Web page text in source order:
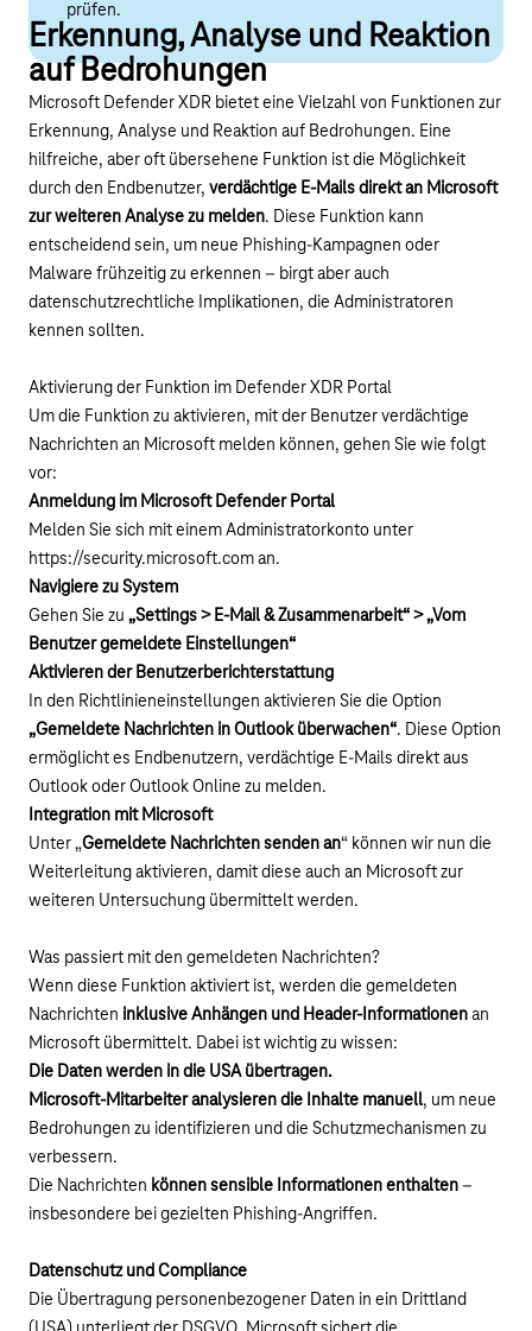
prüfen.
Erkennung, Analyse und Reaktion
auf Bedrohungen
Microsoft Defender XDR bietet eine Vielzahl von Funktionen zur
Erkennung, Analyse und Reaktion auf Bedrohungen. Eine
hilfreiche, aber oft übersehene Funktion ist die Möglichkeit
durch den Endbenutzer, verdächtige E-Mails direkt an Microsoft
zur weiteren Analyse zu melden. Diese Funktion kann
entscheidend sein, um neue Phishing-Kampagnen oder
Malware frühzeitig zu erkennen – birgt aber auch
datenschutzrechtliche Implikationen, die Administratoren
kennen sollten.
Aktivierung der Funktion im Defender XDR Portal
Um die Funktion zu aktivieren, mit der Benutzer verdächtige
Nachrichten an Microsoft melden können, gehen Sie wie folgt
vor:
Anmeldung im Microsoft Defender Portal
Melden Sie sich mit einem Administratorkonto unter
https://security.microsoft.coman.
Navigiere zu System
Gehen Sie zu „Settings > E-Mail & Zusammenarbeit“ > „Vom
Benutzer gemeldete Einstellungen“
Aktivieren der Benutzerberichterstattung
In den Richtlinieneinstellungen aktivieren Sie die Option
„Gemeldete Nachrichten in Outlook überwachen“. Diese Option
ermöglicht es Endbenutzern, verdächtige E-Mails direkt aus
Outlook oder Outlook Online zu melden.
Integration mit Microsoft
Unter „Gemeldete Nachrichten senden an“ können wir nun die
Weiterleitung aktivieren, damit diese auch an Microsoft zur
weiteren Untersuchung übermittelt werden.
Was passiert mit den gemeldeten Nachrichten?
Wenn diese Funktion aktiviert ist, werden die gemeldeten
Nachrichten inklusive Anhängen und Header-Informationenan
Microsoft übermittelt. Dabei ist wichtig zu wissen:
Die Daten werden in die USA übertragen.
Microsoft-Mitarbeiter analysieren die Inhalte manuell, um neue
Bedrohungen zu identifizieren und die Schutzmechanismen zu
verbessern.
Die Nachrichten können sensible Informationen enthalten–
insbesondere bei gezielten Phishing-Angriffen.
Datenschutz und Compliance
Die Übertragung personenbezogener Daten in ein Drittland